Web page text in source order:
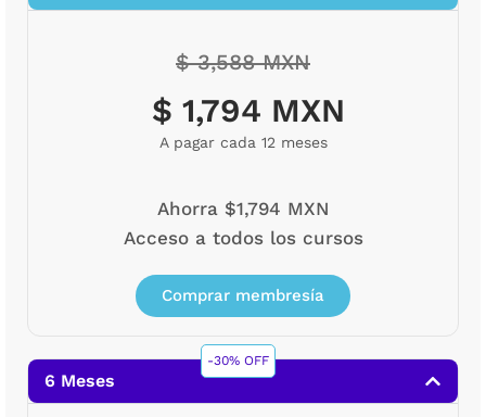
$ 3,588 MXN
$ 1,794 MXN
A pagar cada 12 meses
Ahorra $1,794 MXN
Acceso a todos los cursos
Comprar membresía
-30% OFF
6 Meses